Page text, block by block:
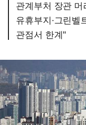
관계부처 장관 머
유휴부지·그린
관점서 한계"